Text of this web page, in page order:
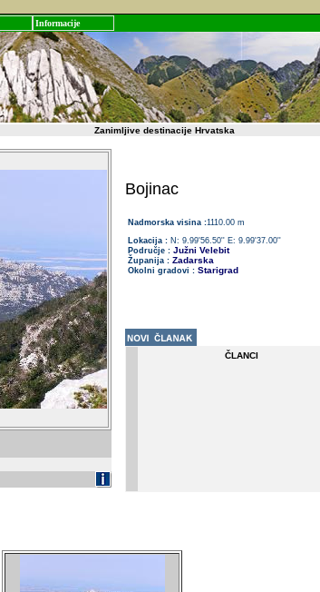
Informacije
Zanimljive destinacije Hrvatska
Bojinac
Nadmorska visina :1110.00 m
Lokacija :N: 9.99'56.50'' E: 9.99'37.00''
Područje :Južni Velebit
Županija : Zadarska
Okolni gradovi : Starigrad
ČLANCI